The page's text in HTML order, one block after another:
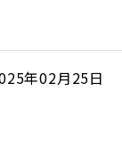
年02月25日